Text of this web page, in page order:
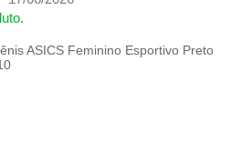
ASICS Feminino Esportivo Preto